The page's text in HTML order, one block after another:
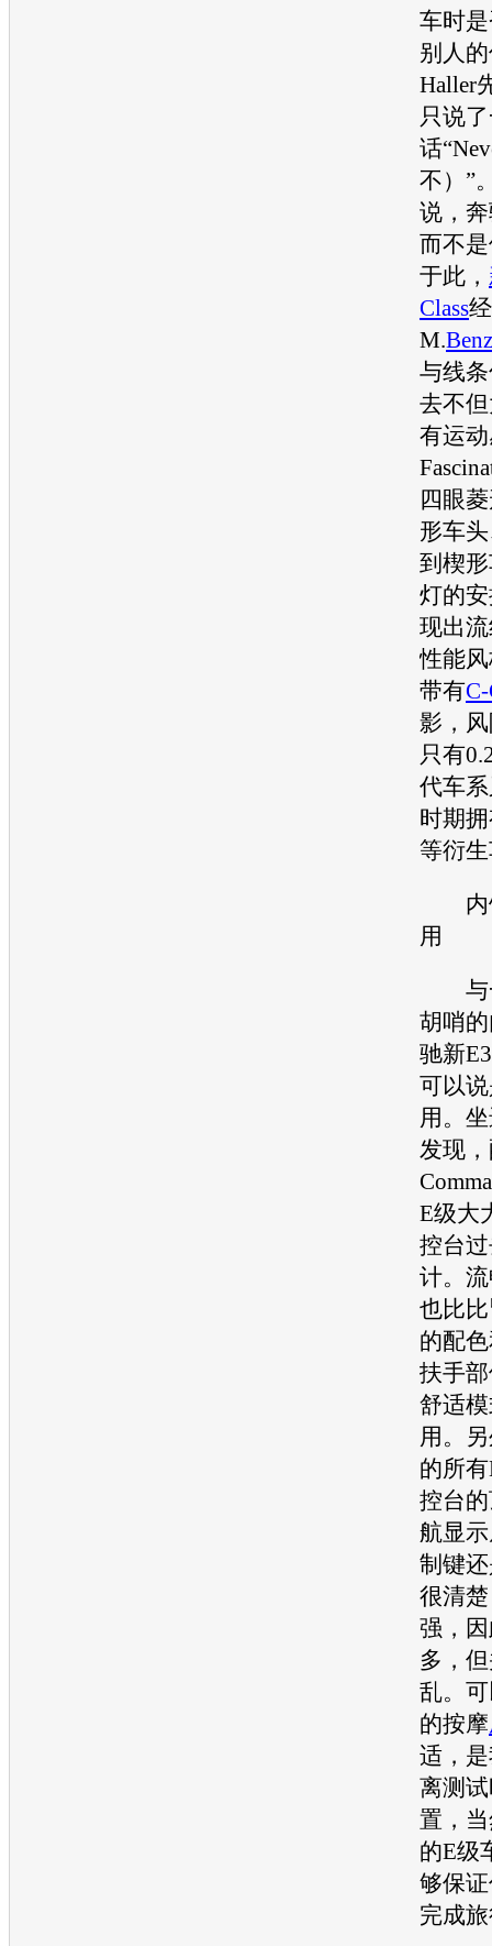
车时
别人
Haller
只说
话
不）”
说，
而不
于此，
Class
M.Benz
与线
去不
有运
四眼
形车
到楔
灯的
现出
性能
带有C-
影，
只有
代车
时期
等衍
内
用
与
胡哨
驰新
可以
用。
发现
E级大
控台
计。
也比
的配
扶手
舒适
用。
的所有
控台
航显
制键
很清
强，
多，
乱。
的按摩
适，
离测
置，
的E级
够保
完成